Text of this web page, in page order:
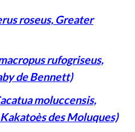
roseus, Greater
rufogriseus,
de Bennett)
moluccensis,
des Moluques)